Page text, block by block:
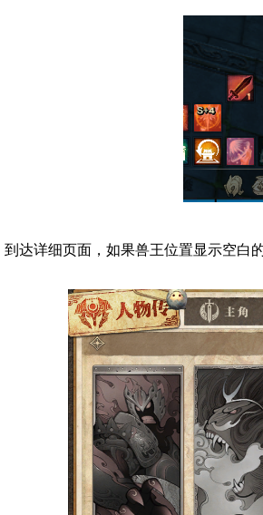
详细页面，如果兽王位置显示空白